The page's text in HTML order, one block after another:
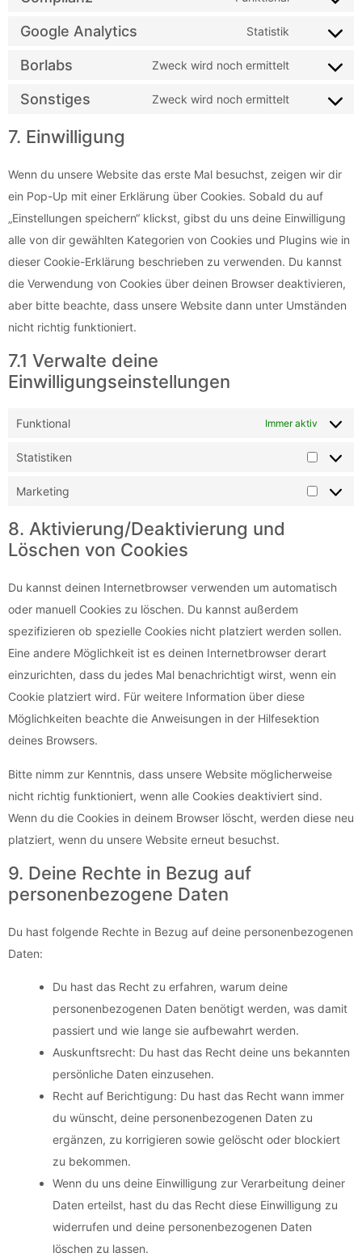
Google Analytics Statistik
Borlabs Zweck wird noch ermittelt
Sonstiges Zweck wird noch ermittelt
7. Einwilligung
Wenn du unsere Website das erste Mal besuchst, zeigen wir dir
ein Pop-Up mit einer Erklärung über Cookies. Sobald du auf
„Einstellungen speichern“ klickst, gibst du uns deine Einwilligung
alle von dir gewählten Kategorien von Cookies und Plugins wie in
dieser Cookie-Erklärung beschrieben zu verwenden. Du kannst
die Verwendung von Cookies über deinen Browser deaktivieren,
aber bitte beachte, dass unsere Website dann unter Umständen
nicht richtig funktioniert.
7.1 Verwalte deine
Einwilligungseinstellungen
Funktional Immer aktiv
Statistiken
Marketing
8. Aktivierung/Deaktivierung und
Löschen von Cookies
Du kannst deinen Internetbrowser verwenden um automatisch
oder manuell Cookies zu löschen. Du kannst außerdem
spezifizieren ob spezielle Cookies nicht platziert werden sollen.
Eine andere Möglichkeit ist es deinen Internetbrowser derart
einzurichten, dass du jedes Mal benachrichtigt wirst, wenn ein
Cookie platziert wird. Für weitere Information über diese
Möglichkeiten beachte die Anweisungen in der Hilfesektion
deines Browsers.
Bitte nimm zur Kenntnis, dass unsere Website möglicherweise
nicht richtig funktioniert, wenn alle Cookies deaktiviert sind.
Wenn du die Cookies in deinem Browser löscht, werden diese neu
platziert, wenn du unsere Website erneut besuchst.
9. Deine Rechte in Bezug auf
personenbezogene Daten
Du hast folgende Rechte in Bezug auf deine personenbezogenen
Daten:
Du hast das Recht zu erfahren, warum deine
personenbezogenen Daten benötigt werden, was damit
passiert und wie lange sie aufbewahrt werden.
Auskunftsrecht: Du hast das Recht deine uns bekannten
persönliche Daten einzusehen.
Recht auf Berichtigung: Du hast das Recht wann immer
du wünscht, deine personenbezogenen Daten zu
ergänzen, zu korrigieren sowie gelöscht oder blockiert
zu bekommen.
Wenn du uns deine Einwilligung zur Verarbeitung deiner
Daten erteilst, hast du das Recht diese Einwilligung zu
widerrufen und deine personenbezogenen Daten
löschen zu lassen.